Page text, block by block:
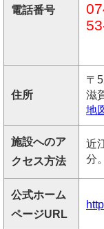
電話番号
住所
〒
滋
地
施設へのア
クセス方法
近
分。
公式ホーム
ページURL